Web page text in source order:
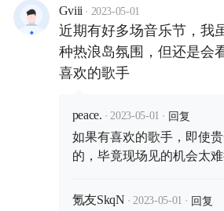
Gviii · 2023-05-01
近期有好多场音乐节，我
种热浪岛氛围，但还是会
喜欢的歌手
peace. · 2023-05-01 · 回复
如果有喜欢的歌手，即使
的，毕竟现场见的机会太
氪友SkqN · 2023-05-01 · 回复